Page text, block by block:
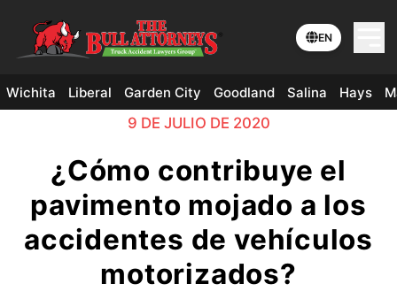
EN
Wichita Liberal Garden City Goodland Salina Hays
9 DE JULIO DE 2020
¿Cómo contribuye el
pavimento mojado a los
accidentes de vehículos
motorizados?